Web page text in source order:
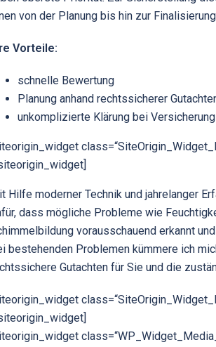
von der Planung bis hin zur
Vorteile:
schnelle Bewertung
Planung anhand rechtssicherer
unkomplizierte Klärung bei
Hilfe moderner Technik und jahrelanger
dass mögliche Probleme wie
vorausschauend erkannt
bestehenden Problemen kümmere ich
Gutachten für Sie und die